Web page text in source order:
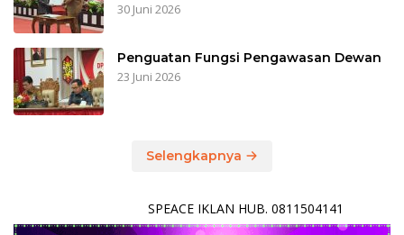
30 Juni 2026
Penguatan Fungsi Pengawasan Dewan
23 Juni 2026
Selengkapnya
SPEACE IKLAN HUB. 0811504141